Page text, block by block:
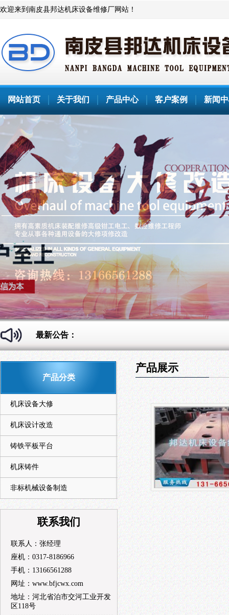
欢迎来到南皮县邦达机床设备维修厂网站！
网站首页 关于我们 产品中心 客户案例 新闻
最新公告：
产品分类
机床设备大修
机床设计改造
铸铁平板平台
机床铸件
非标机械设备制造
联系我们
联系人：张经理
座机：0317-8186966
手机：13166561288
网址：www.bfjcwx.com
地址：河北省泊市交河工业开发
区118号
产品展示